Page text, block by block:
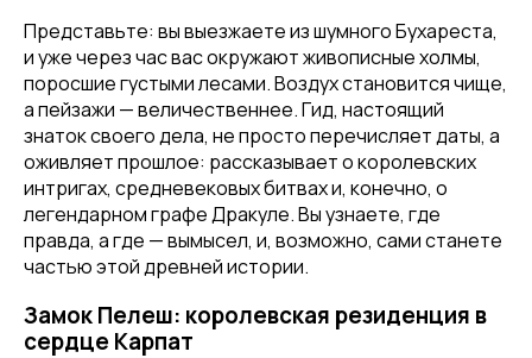
Представьте: вы выезжаете из шумного Бухареста,
и уже через час вас окружают живописные холмы,
поросшие густыми лесами. Воздух становится чище,
а пейзажи — величественнее. Гид, настоящий
знаток своего дела, не просто перечисляет даты, а
оживляет прошлое: рассказывает о королевских
интригах, средневековых битвах и, конечно, о
легендарном графе Дракуле. Вы узнаете, где
правда, а где — вымысел, и, возможно, сами станете
частью этой древней истории.
Замок Пелеш: королевская резиденция в
сердце Карпат